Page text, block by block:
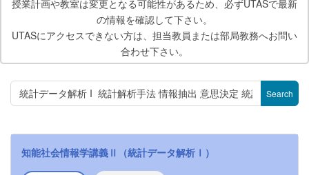
授業計画や教室は変更となる可能性があるため、必ずUTASで最新
の情報を確認して下さい。
UTASにアクセスできない方は、担当教員または部局教務へお問い
合わせ下さい。
Search
知能社会情報学講義Ⅱ（統計データ解析Ⅰ）